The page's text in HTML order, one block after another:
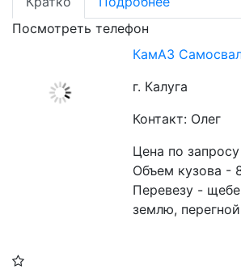
Посмотреть телефон
КамАЗ
г. Калуга
Контакт: Олег
Цена по запросу
Объем кузова - 8
Перевезу -
землю,